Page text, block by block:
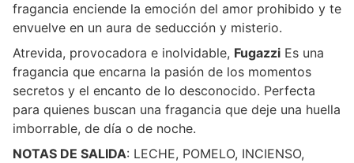
fragancia enciende la emoción del amor prohibido y te
envuelve en un aura de seducción y misterio.
Atrevida, provocadora e inolvidable, Fugazzi Es una
fragancia que encarna la pasión de los momentos
secretos y el encanto de lo desconocido. Perfecta
para quienes buscan una fragancia que deje una huella
imborrable, de día o de noche.
NOTAS DE SALIDA: LECHE, POMELO, INCIENSO,